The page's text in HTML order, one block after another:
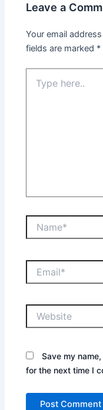
Leave a
Your email
fields are marked *
here..
Save my
for the next time I